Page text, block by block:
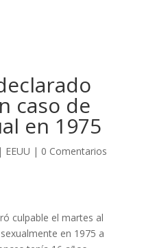
caso de
en 1975
EEUU | 0 Comentarios
culpable el martes al
en 1975 a